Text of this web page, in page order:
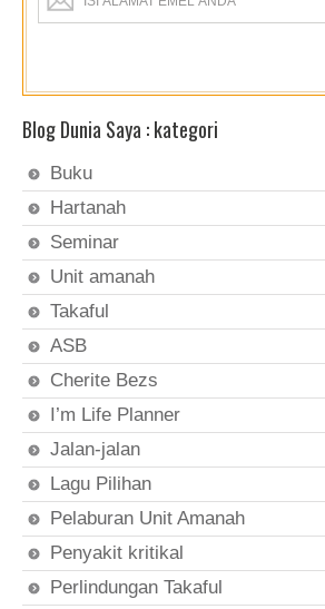
Blog Dunia Saya : kategori
Buku
Hartanah
Seminar
Unit amanah
Takaful
ASB
Cherite Bezs
I’m Life Planner
Jalan-jalan
Lagu Pilihan
Pelaburan Unit Amanah
Penyakit kritikal
Perlindungan Takaful